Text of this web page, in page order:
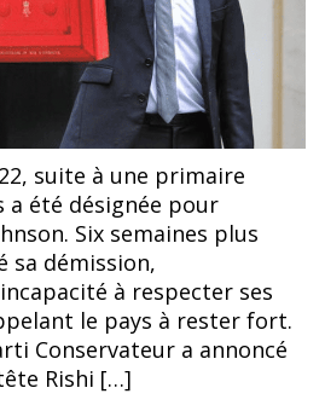
suite à une primaire
été désignée pour
Six semaines plus
sa démission,
à respecter ses
le pays à rester fort.
Conservateur a annoncé
Rishi […]